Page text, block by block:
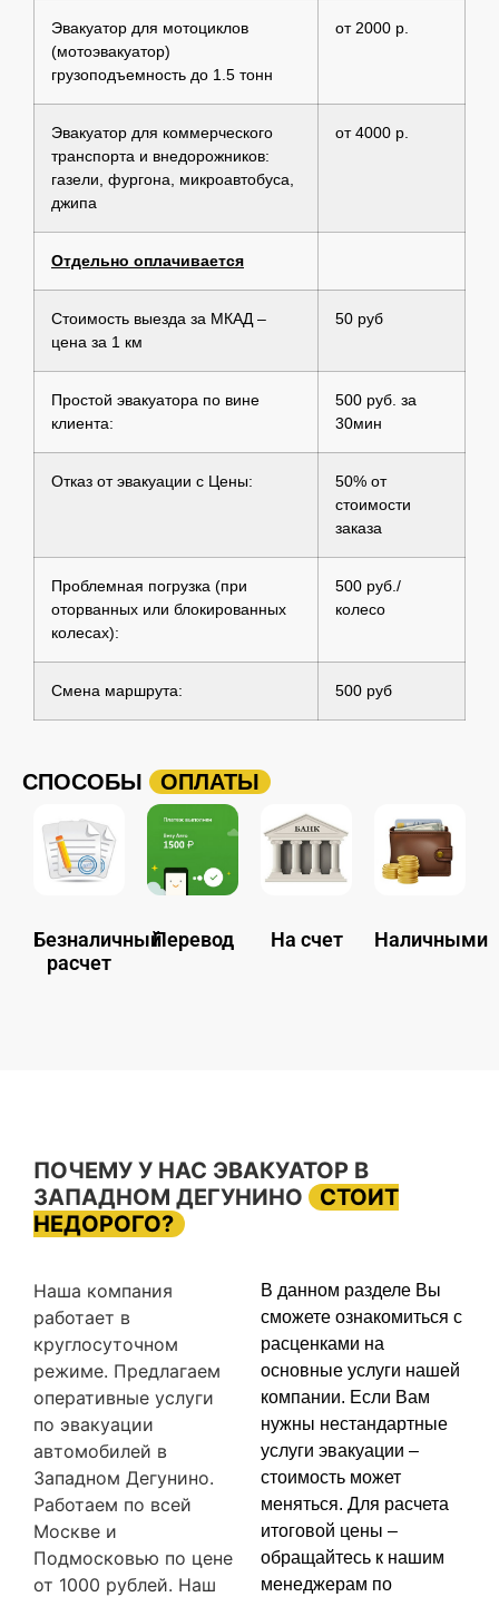
Эвакуатор для мотоциклов
(мотоэвакуатор)
грузоподъемность до 1.5 тонн
от 2000 р.
Эвакуатор для коммерческого
транспорта и внедорожников:
газели, фургона, микроавтобуса,
джипа
от 4000 р.
Отдельно оплачивается
Стоимость выезда за МКАД –
цена за 1 км
50 руб
Простой эвакуатора по вине
клиента:
500 руб. за
30мин
Отказ от эвакуации с Цены:
50% от
стоимости
заказа
Проблемная погрузка (при
оторванных или блокированных
колесах):
500 руб./
колесо
Смена маршрута: 500 руб
СПОСОБЫ ОПЛАТЫ
Безналичный
расчет
Перевод На счет Наличными
ПОЧЕМУ У НАС ЭВАКУАТОР В
ЗАПАДНОМ ДЕГУНИНО
СТОИТ
НЕДОРОГО?
Наша компания
работает в
круглосуточном
режиме. Предлагаем
оперативные услуги
по эвакуации
автомобилей в
Западном Дегунино.
Работаем по всей
Москве и
Подмосковью по цене
от 1000 рублей. Наш
В данном разделе Вы
сможете ознакомиться с
расценками на
основные услуги нашей
компании. Если Вам
нужны нестандартные
услуги эвакуации –
стоимость может
меняться. Для расчета
итоговой цены –
обращайтесь к нашим
менеджерам по